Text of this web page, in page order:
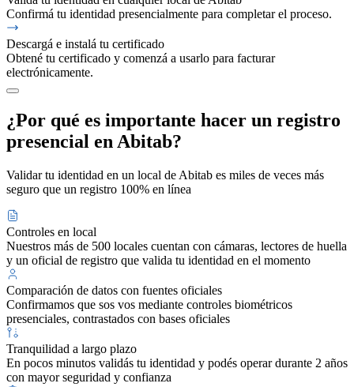
Confirmá tu identidad presencialmente para completar el proceso.
Descargá e instalá tu certificado
Obtené tu certificado y comenzá a usarlo para facturar
electrónicamente.
¿Por qué es importante hacer un registro
presencial en Abitab?
Validar tu identidad en un local de Abitab es miles de veces más
seguro que un registro 100% en línea
Controles en local
Nuestros más de 500 locales cuentan con cámaras, lectores de huella
y un oficial de registro que valida tu identidad en el momento
Comparación de datos con fuentes oficiales
Confirmamos que sos vos mediante controles biométricos
presenciales, contrastados con bases oficiales
Tranquilidad a largo plazo
En pocos minutos validás tu identidad y podés operar durante 2 años
con mayor seguridad y confianza